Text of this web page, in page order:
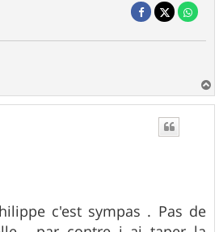
a
u
c'est sympas . Pas de